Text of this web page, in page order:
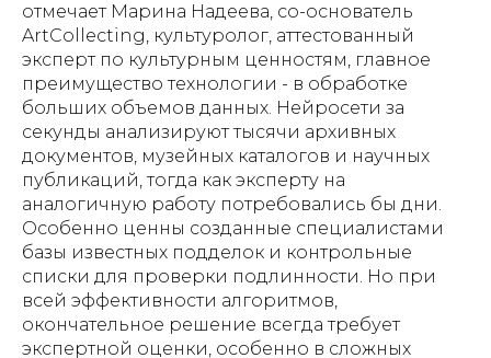
отмечает Марина Надеева, со-основатель
ArtCollecting, культуролог, аттестованный
эксперт по культурным ценностям, главное
преимущество технологии - в обработке
больших объемов данных. Нейросети за
секунды анализируют тысячи архивных
документов, музейных каталогов и научных
публикаций, тогда как эксперту на
аналогичную работу потребовались бы дни.
Особенно ценны созданные специалистами
базы известных подделок и контрольные
списки для проверки подлинности. Но при
всей эффективности алгоритмов,
окончательное решение всегда требует
экспертной оценки, особенно в сложных